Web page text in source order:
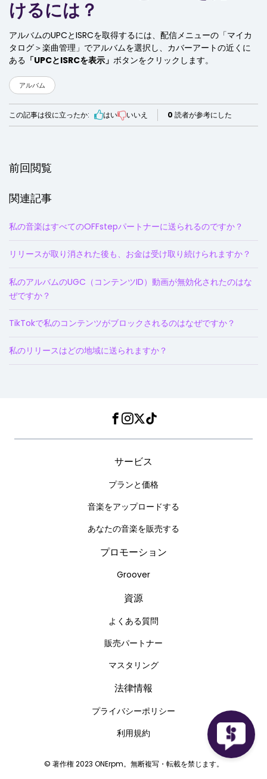
けるには？
アルバムのUPCとISRCを取得するには、配信メニューの「マイカ
タログ＞楽曲管理」でアルバムを選択し、カバーアートの近くに
ある 「UPCとISRCを表示」 ボタンをクリックします。
アルバム
この記事は役に立ったか: はい いいえ 0 読者が参考にした
前回閲覧
関連記事
私の音楽はすべてのOFFstepパートナーに送られるのですか？
リリースが取り消された後も、お金は受け取り続けられますか？
私のアルバムのUGC（コンテンツID）動画が無効化されたのはな
ぜですか？
TikTokで私のコンテンツがブロックされるのはなぜですか？
私のリリースはどの地域に送られますか？
Facebook
Instagram
Twitter
TikTok
サービス
プランと価格
音楽をアップロードする
あなたの音楽を販売する
プロモーション
Groover
資源
よくある質問
販売パートナー
マスタリング
法律情報
プライバシーポリシー
利用規約
© 著作権 2023 ONErpm。無断複写・転載を禁じます。